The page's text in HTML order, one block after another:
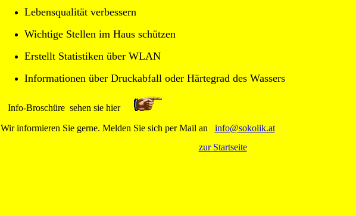
Lebensqualität verbessern
Wichtige Stellen im Haus schützen
Erstellt Statistiken über WLAN
Informationen über Druckabfall oder Härtegrad des Wassers
Info-Broschüre sehen sie hier
Wir informieren Sie gerne. Melden Sie sich per Mail an info@sokolik.at
zur Startseite